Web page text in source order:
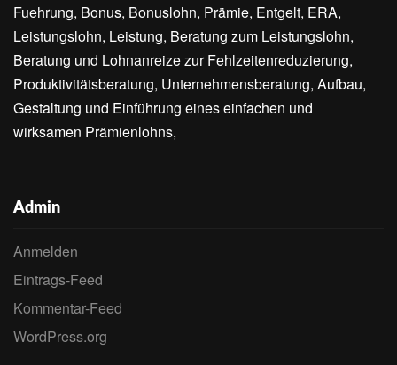
Fuehrung, Bonus, Bonuslohn, Prämie, Entgelt, ERA,
Leistungslohn, Leistung, Beratung zum Leistungslohn,
Beratung und Lohnanreize zur Fehlzeitenreduzierung,
Produktivitätsberatung, Unternehmensberatung, Aufbau,
Gestaltung und Einführung eines einfachen und
wirksamen Prämienlohns,
Admin
Anmelden
Eintrags-Feed
Kommentar-Feed
WordPress.org